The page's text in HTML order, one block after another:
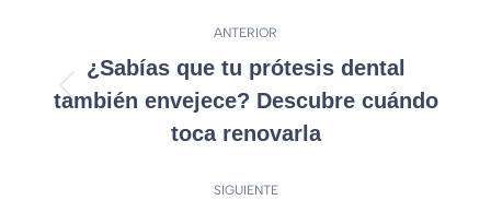
ANTERIOR
¿Sabías que tu prótesis dental
también envejece? Descubre cuándo
toca renovarla
SIGUIENTE